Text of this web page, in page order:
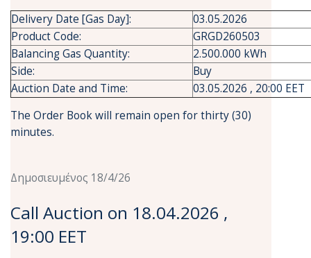
Delivery Date [Gas Day]:
03.05.2026
Product Code:
GRGD260503
Balancing Gas Quantity:
2.500.000 kWh
Side:
Buy
Auction Date and Time:
03.05.2026 , 20:00 EET
The Order Book will remain open for thirty (30)
minutes.
Δημοσιευμένος 18/4/26
Call Auction on 18.04.2026 ,
19:00 EET